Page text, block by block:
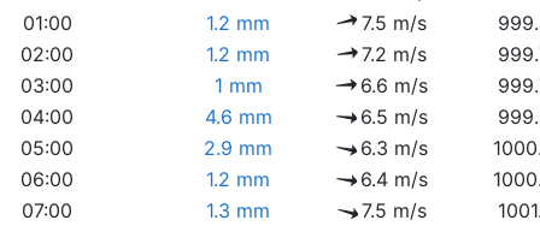
01:00
1.2 mm 7.5 m/s
02:00
1.2 mm 7.2 m/s
03:00
1 mm 6.6 m/s
04:00
4.6 mm 6.5 m/s
05:00
2.9 mm 6.3 m/s
06:00
1.2 mm 6.4 m/s
07:00
1.3 mm 7.5 m/s